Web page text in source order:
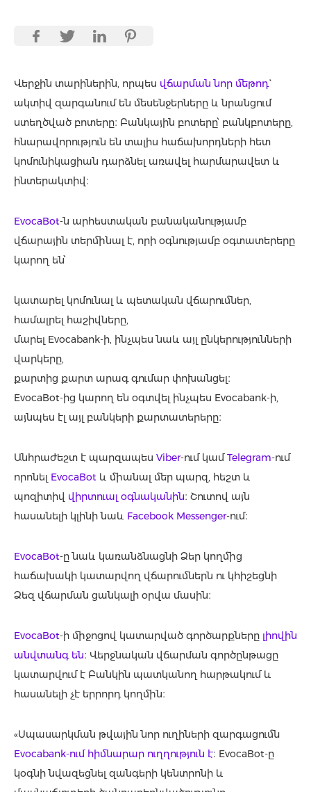
Վերջին տարիներին, որպես վճարման նոր մեթոդ`
ակտիվ զարգանում են մեսենջերները և նրանցում
ստեղծված բոտերը։ Բանկային բոտերը՝ բանկբոտերը,
հնարավորություն են տալիս հաճախորդների հետ
կոմունիկացիան դարձնել առավել հարմարավետ և
ինտերակտիվ։
EvocaBot-ն արհեստական բանականությամբ
վճարային տերմինալ է, որի օգնությամբ օգտատերերը
կարող են՝
կատարել կոմունալ և պետական վճարումներ,
համալրել հաշիվները,
մարել Evocabank-ի, ինչպես նաև այլ ընկերությունների
վարկերը,
քարտից քարտ արագ գումար փոխանցել։
EvocaBot-ից կարող են օգտվել ինչպես Evocabank-ի,
այնպես էլ այլ բանկերի քարտատերերը։
Անհրաժեշտ է պարզապես Viber-ում կամTelegram-ում
որոնել EvocaBot և միանալ մեր պարզ, հեշտ և
պոզիտիվ վիրտուալ օգնականին։ Շուտով այն
հասանելի կլինի նաև Facebook Messenger-ում։
EvocaBot-ը նաև կառանձնացնի Ձեր կողմից
հաճախակի կատարվող վճարումներն ու կհիշեցնի
Ձեզ վճարման ցանկալի օրվա մասին։
EvocaBot-ի միջոցով կատարված գործարքները լիովին
անվտանգ են։ Վերջնական վճարման գործընթացը
կատարվում է Բանկին պատկանող հարթակում և
հասանելի չէ երրորդ կողմին։
«Սպասարկման թվային նոր ուղիների զարգացումն
Evocabank-ում հիմնարար ուղղություն է։ EvocaBot-ը
կօգնի նվազեցնել զանգերի կենտրոնի և